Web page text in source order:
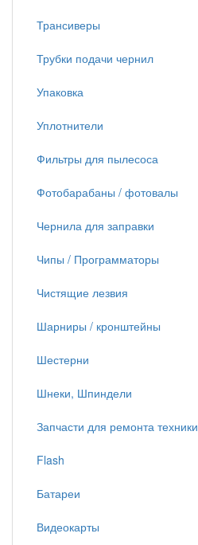
Трансиверы
Трубки подачи чернил
Упаковка
Уплотнители
Фильтры для пылесоса
Фотобарабаны / фотовалы
Чернила для заправки
Чипы / Программаторы
Чистящие лезвия
Шарниры / кронштейны
Шестерни
Шнеки, Шпиндели
Запчасти для ремонта техники
Flash
Батареи
Видеокарты